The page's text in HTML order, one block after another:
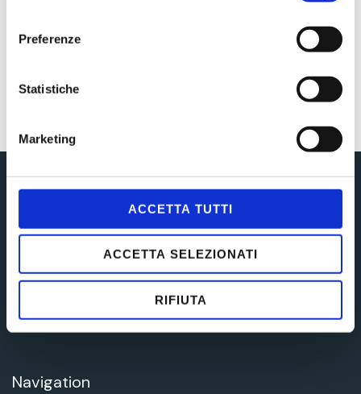
Preferenze
Statistiche
Marketing
ACCETTA TUTTI
ACCETTA SELEZIONATI
RIFIUTA
LEGGI
nei seguenti orari:
Navigation